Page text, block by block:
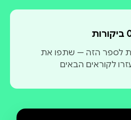
לספר הזה — שתפו את
לקוראים הבאים